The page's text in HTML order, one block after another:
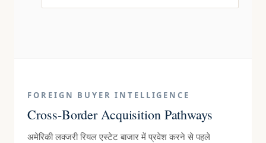
FOREIGN BUYER INTELLIGENCE
Cross-Border Acquisition Pathways
अमेरिकी लक्जरी रियल एस्टेट बाजार में प्रवेश करने से पहले